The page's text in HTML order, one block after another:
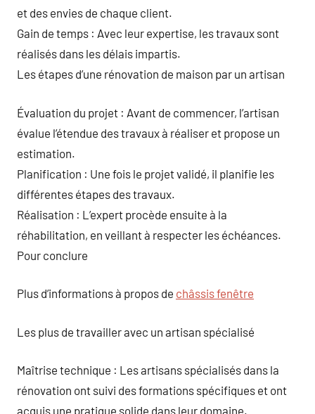
et des envies de chaque client.
Gain de temps : Avec leur expertise, les travaux sont
réalisés dans les délais impartis.
Les étapes d’une rénovation de maison par un artisan
Évaluation du projet : Avant de commencer, l’artisan
évalue l’étendue des travaux à réaliser et propose un
estimation.
Planification : Une fois le projet validé, il planifie les
différentes étapes des travaux.
Réalisation : L’expert procède ensuite à la
réhabilitation, en veillant à respecter les échéances.
Pour conclure
Plus d’informations à propos de châssis fenêtre
Les plus de travailler avec un artisan spécialisé
Maîtrise technique : Les artisans spécialisés dans la
rénovation ont suivi des formations spécifiques et ont
acquis une pratique solide dans leur domaine.